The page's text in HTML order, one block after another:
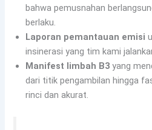
bahwa pemusnahan
berlaku.
Laporan pemantauan emisi
insinerasi yang tim kami
Manifest limbah B3 yang
dari titik pengambilan hingga
rinci dan akurat.